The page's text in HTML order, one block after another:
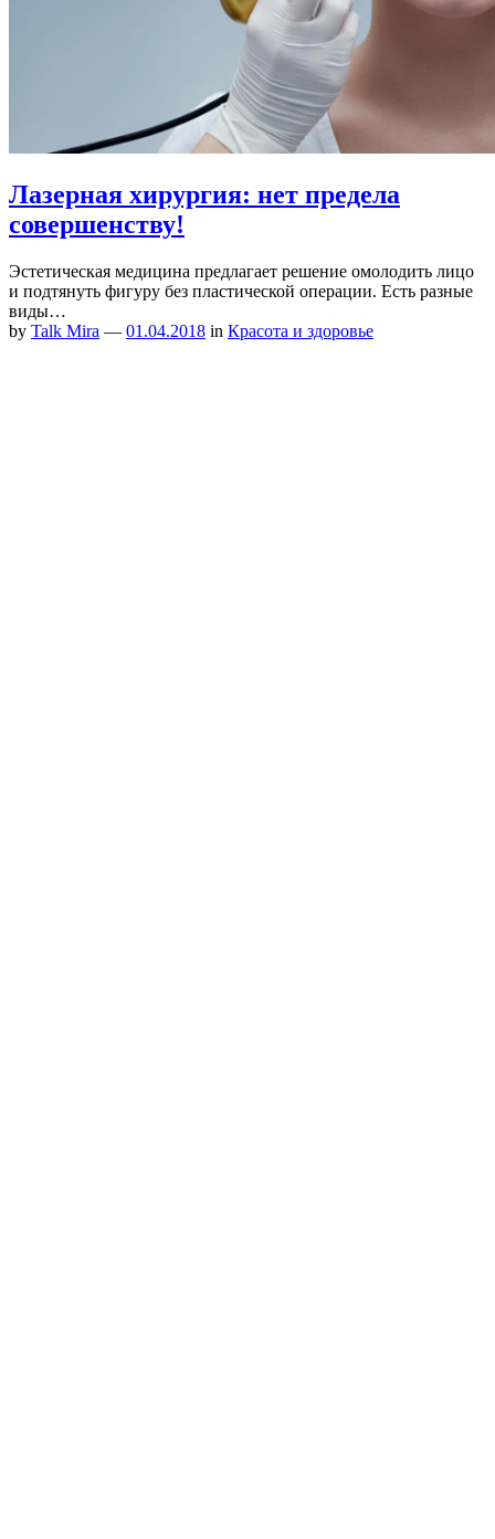
Лазерная хирургия: нет предела
совершенству!
Эстетическая медицина предлагает решение омолодить лицо
и подтянуть фигуру без пластической операции. Есть разные
виды…
by Talk Mira — 01.04.2018 in Красота и здоровье